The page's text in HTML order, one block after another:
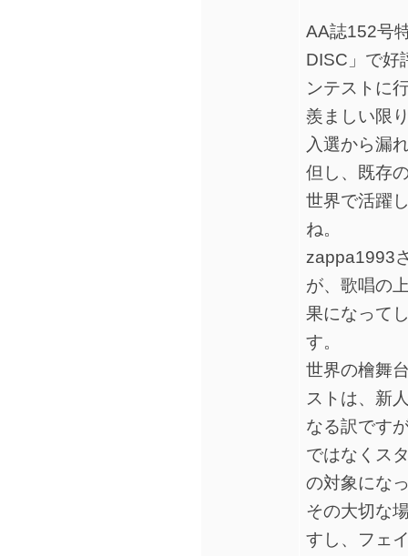
AA誌152号
DISC」で好
ンテストに
羨ましい限
入選から漏
但し、既存
世界で活躍
ね。
zappa1993
が、歌唱の
果になって
す。
世界の檜舞
ストは、新
なる訳です
ではなくス
の対象にな
その大切な
すし、フェ